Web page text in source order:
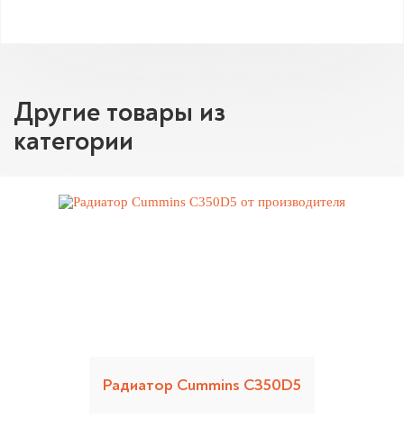
Другие товары из
категории
Радиатор Cummins C350D5